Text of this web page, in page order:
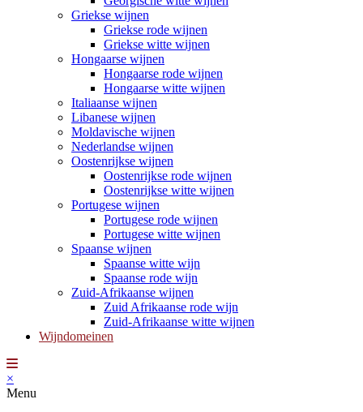
Griekse wijnen
Griekse rode wijnen
Griekse witte wijnen
Hongaarse wijnen
Hongaarse rode wijnen
Hongaarse witte wijnen
Italiaanse wijnen
Libanese wijnen
Moldavische wijnen
Nederlandse wijnen
Oostenrijkse wijnen
Oostenrijkse rode wijnen
Oostenrijkse witte wijnen
Portugese wijnen
Portugese rode wijnen
Portugese witte wijnen
Spaanse wijnen
Spaanse witte wijn
Spaanse rode wijn
Zuid-Afrikaanse wijnen
Zuid Afrikaanse rode wijn
Zuid-Afrikaanse witte wijnen
Wijndomeinen
×
Menu